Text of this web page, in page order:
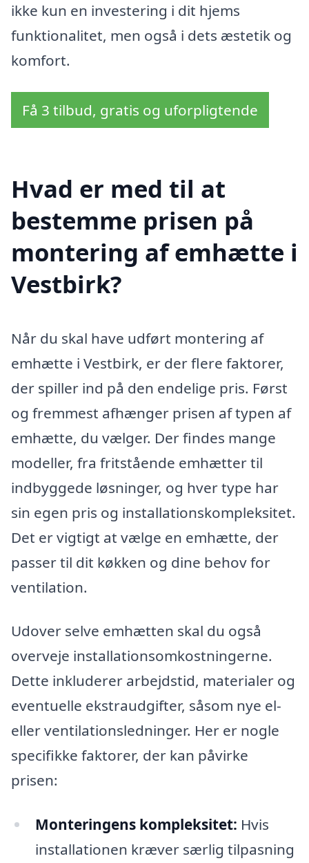
ikke kun en investering i dit hjems
funktionalitet, men også i dets æstetik og
komfort.
Få 3 tilbud, gratis og uforpligtende
Hvad er med til at
bestemme prisen på
montering af emhætte i
Vestbirk?
Når du skal have udført montering af
emhætte i Vestbirk, er der flere faktorer,
der spiller ind på den endelige pris. Først
og fremmest afhænger prisen af typen af
emhætte, du vælger. Der findes mange
modeller, fra fritstående emhætter til
indbyggede løsninger, og hver type har
sin egen pris og installationskompleksitet.
Det er vigtigt at vælge en emhætte, der
passer til dit køkken og dine behov for
ventilation.
Udover selve emhætten skal du også
overveje installationsomkostningerne.
Dette inkluderer arbejdstid, materialer og
eventuelle ekstraudgifter, såsom nye el-
eller ventilationsledninger. Her er nogle
specifikke faktorer, der kan påvirke
prisen:
Monteringens kompleksitet: Hvis
installationen kræver særlig tilpasning